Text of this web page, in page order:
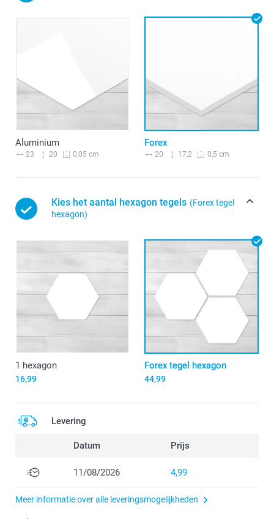
Aluminium
23 20 0,05 cm
Forex
20 17,2 0,5 cm
Kies het aantal hexagon tegels (Forex tegel
hexagon)
1 hexagon
16,99
Forex tegel hexagon
44,99
Levering
Datum Prijs
11/08/2026 4,99
Meer informatie over alle leveringsmogelijkheden